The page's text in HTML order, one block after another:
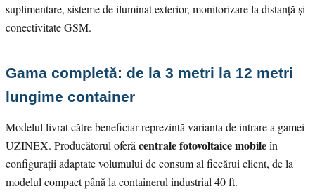
suplimentare, sisteme de iluminat exterior, monitorizare la distanță și
conectivitate GSM.
Gama completă: de la 3 metri la 12 metri
lungime container
Modelul livrat către beneficiar reprezintă varianta de intrare a gamei
UZINEX. Producătorul oferă centrale fotovoltaice mobileîn
configurații adaptate volumului de consum al fiecărui client, de la
modelul compact până la containerul industrial 40 ft.